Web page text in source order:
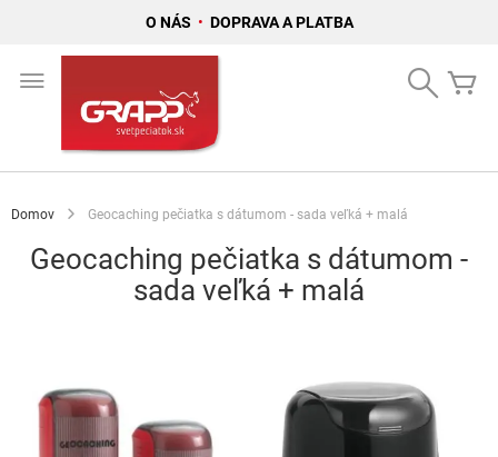
O NÁS • DOPRAVA A PLATBA
Search
Domov Geocaching pečiatka s dátumom - sada veľká + malá
Geocaching pečiatka s dátumom -
sada veľká + malá
galérie